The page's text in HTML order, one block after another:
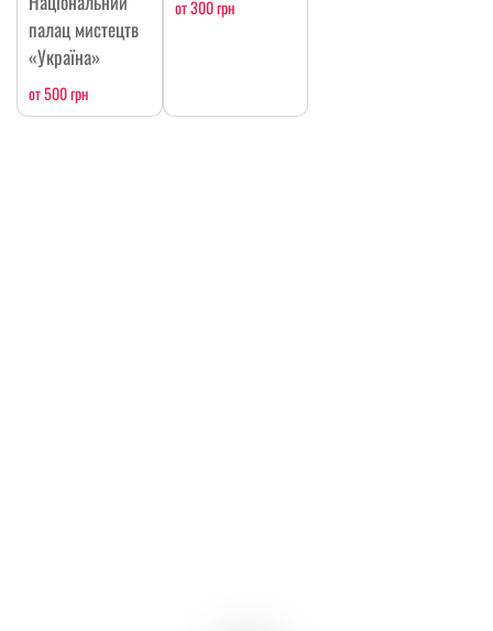
палац мистецтв
«Україна»
от 500 грн
от 300 грн